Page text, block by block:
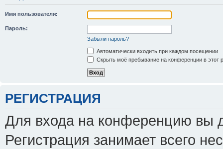
Имя пользователя:
Пароль:
Забыли пароль?
Автоматически входить при каждом посещении
Скрыть моё пребывание на конференции в этот
РЕГИСТРАЦИЯ
Для входа на конференцию вы
Регистрация занимает всего